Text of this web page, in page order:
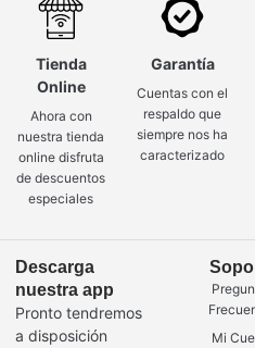
Tienda
Online
Ahora con
nuestra tienda
online disfruta
de descuentos
especiales
Garantía
Cuentas con el
respaldo que
siempre nos ha
caracterizado
Descarga
nuestra app
Pronto tendremos
a disposición
Mi